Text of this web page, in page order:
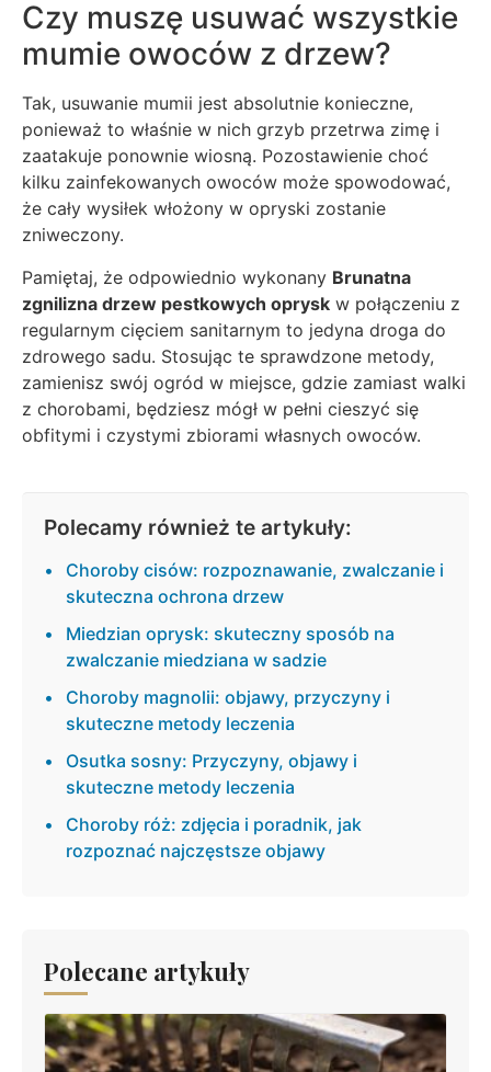
Czy muszę usuwać wszystkie
mumie owoców z drzew?
Tak, usuwanie mumii jest absolutnie konieczne,
ponieważ to właśnie w nich grzyb przetrwa zimę i
zaatakuje ponownie wiosną. Pozostawienie choć
kilku zainfekowanych owoców może spowodować,
że cały wysiłek włożony w opryski zostanie
zniweczony.
Pamiętaj, że odpowiednio wykonany Brunatna
zgnilizna drzew pestkowych oprysk w połączeniu z
regularnym cięciem sanitarnym to jedyna droga do
zdrowego sadu. Stosując te sprawdzone metody,
zamienisz swój ogród w miejsce, gdzie zamiast walki
z chorobami, będziesz mógł w pełni cieszyć się
obfitymi i czystymi zbiorami własnych owoców.
Polecamy również te artykuły:
Choroby cisów: rozpoznawanie, zwalczanie i
skuteczna ochrona drzew
Miedzian oprysk: skuteczny sposób na
zwalczanie miedziana w sadzie
Choroby magnolii: objawy, przyczyny i
skuteczne metody leczenia
Osutka sosny: Przyczyny, objawy i
skuteczne metody leczenia
Choroby róż: zdjęcia i poradnik, jak
rozpoznać najczęstsze objawy
Polecane artykuły